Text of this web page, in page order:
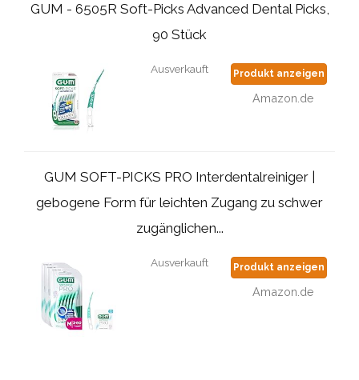
GUM - 6505R Soft-Picks Advanced Dental Picks,
90 Stück
Ausverkauft Produkt anzeigen
Amazon.de
GUM SOFT-PICKS PRO Interdentalreiniger |
gebogene Form für leichten Zugang zu schwer
zugänglichen...
Ausverkauft Produkt anzeigen
Amazon.de